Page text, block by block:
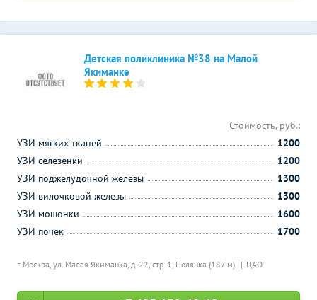
Детская поликлиника №38 на Малой
Якиманке
г. Москва, ул. Малая Якиманка, д. 22, стр. 1, Полянка (187 м) ЦАО
Стоимость, руб.:
УЗИ мягких тканей
1200
УЗИ селезенки
1200
УЗИ поджелудочной железы
1300
УЗИ вилочковой железы
1300
УЗИ мошонки
1600
УЗИ почек
1700